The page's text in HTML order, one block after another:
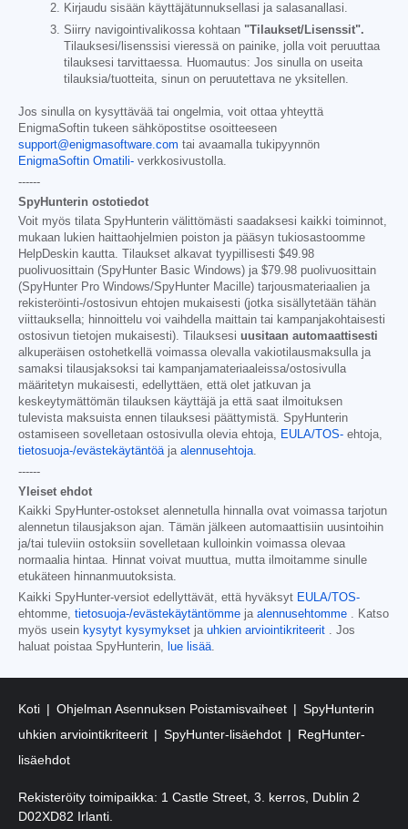
Kirjaudu sisään käyttäjätunnuksellasi ja salasanallasi.
Siirry navigointivalikossa kohtaan "Tilaukset/Lisenssit".
Tilauksesi/lisenssisi vieressä on painike, jolla voit peruuttaa
tilauksesi tarvittaessa. Huomautus: Jos sinulla on useita
tilauksia/tuotteita, sinun on peruutettava ne yksitellen.
Jos sinulla on kysyttävää tai ongelmia, voit ottaa yhteyttä
EnigmaSoftin tukeen sähköpostitse osoitteeseen
support@enigmasoftware.com tai avaamalla tukipyynnön
EnigmaSoftin Omatili- verkkosivustolla.
------
SpyHunterin ostotiedot
Voit myös tilata SpyHunterin välittömästi saadaksesi kaikki toiminnot,
mukaan lukien haittaohjelmien poiston ja pääsyn tukiosastoomme
HelpDeskin kautta. Tilaukset alkavat tyypillisesti $49.98
puolivuosittain (SpyHunter Basic Windows) ja $79.98 puolivuosittain
(SpyHunter Pro Windows/SpyHunter Macille) tarjousmateriaalien ja
rekisteröinti-/ostosivun ehtojen mukaisesti (jotka sisällytetään tähän
viittauksella; hinnoittelu voi vaihdella maittain tai kampanjakohtaisesti
ostosivun tietojen mukaisesti). Tilauksesi uusitaan automaattisesti
alkuperäisen ostohetkellä voimassa olevalla vakiotilausmaksulla ja
samaksi tilausjaksoksi tai kampanjamateriaaleissa/ostosivulla
määritetyn mukaisesti, edellyttäen, että olet jatkuvan ja
keskeytymättömän tilauksen käyttäjä ja että saat ilmoituksen
tulevista maksuista ennen tilauksesi päättymistä. SpyHunterin
ostamiseen sovelletaan ostosivulla olevia ehtoja, EULA/TOS- ehtoja,
tietosuoja-/evästekäytäntöäja alennusehtoja.
------
Yleiset ehdot
Kaikki SpyHunter-ostokset alennetulla hinnalla ovat voimassa tarjotun
alennetun tilausjakson ajan. Tämän jälkeen automaattisiin uusintoihin
ja/tai tuleviin ostoksiin sovelletaan kulloinkin voimassa olevaa
normaalia hintaa. Hinnat voivat muuttua, mutta ilmoitamme sinulle
etukäteen hinnanmuutoksista.
Kaikki SpyHunter-versiot edellyttävät, että hyväksyt EULA/TOS-
ehtomme, tietosuoja-/evästekäytäntömme ja alennusehtomme . Katso
myös usein kysytyt kysymykset ja uhkien arviointikriteerit . Jos
haluat poistaa SpyHunterin, lue lisää.
Koti Ohjelman Asennuksen Poistamisvaiheet
SpyHunterin
uhkien arviointikriteerit
SpyHunter-lisäehdot
RegHunter-
lisäehdot
Rekisteröity toimipaikka: 1 Castle Street, 3. kerros, Dublin 2
D02XD82 Irlanti.